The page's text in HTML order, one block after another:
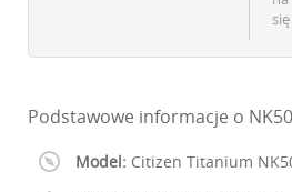
Podstawowe informacje o
Model: Citizen Titanium